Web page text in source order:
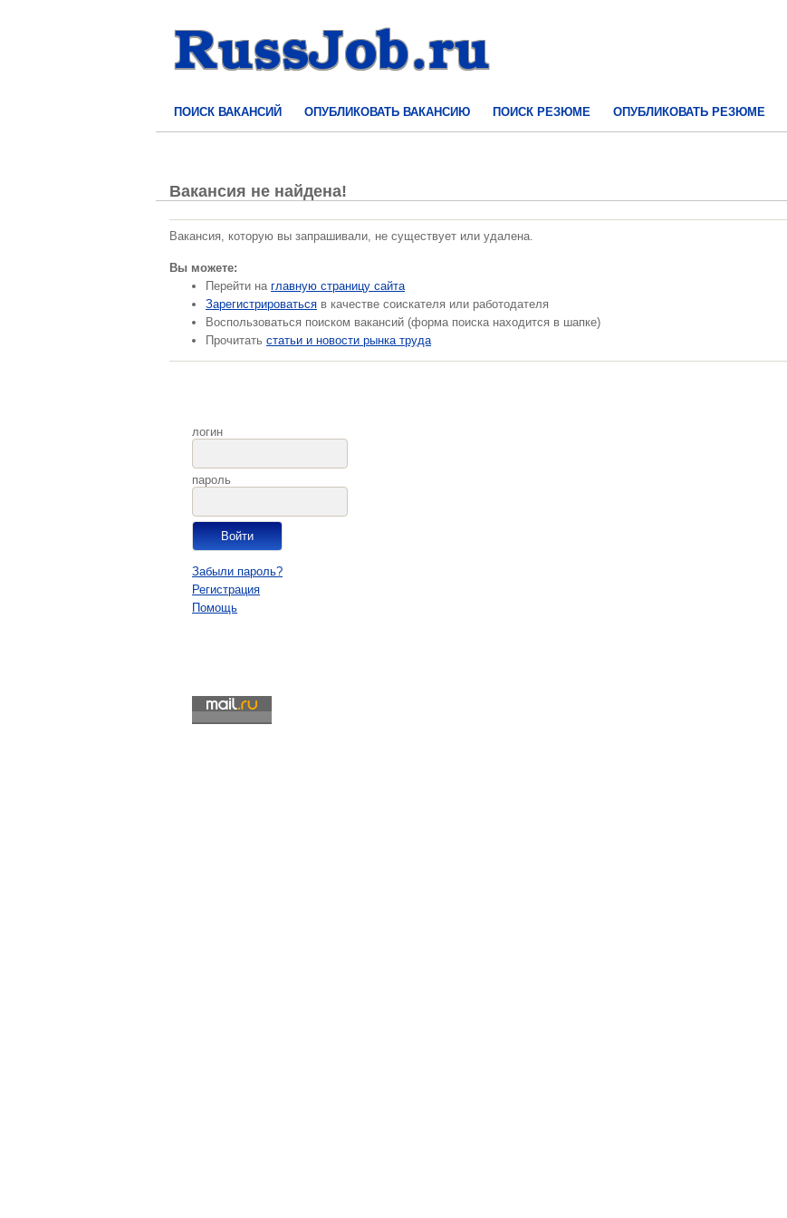
ПОИСК ВАКАНСИЙ ОПУБЛИКОВАТЬ ВАКАНСИЮ ПОИСК РЕЗЮМЕ ОПУБЛИКОВАТЬ РЕЗЮМЕ
Вакансия не найдена!
Вакансия, которую вы запрашивали, не существует или удалена.
Вы можете:
Перейти на главную страницу сайта
Зарегистрироваться в качестве соискателя или работодателя
Воспользоваться поиском вакансий (форма поиска находится в шапке)
Прочитать статьи и новости рынка труда
логин
пароль
Забыли пароль?
Регистрация
Помощь